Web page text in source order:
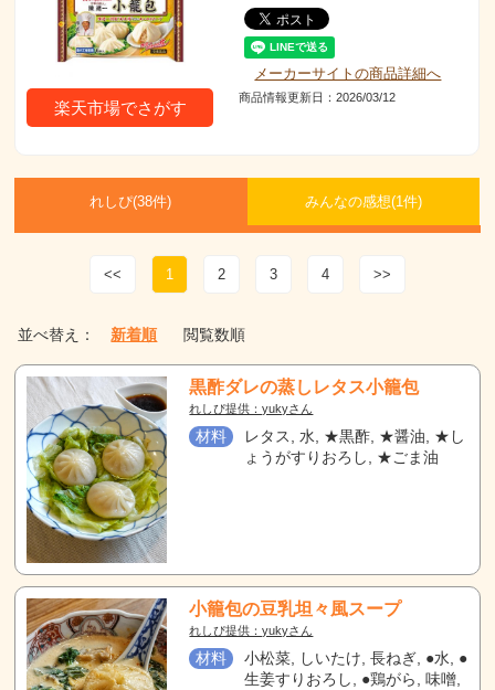
楽天市場でさがす
メーカーサイトの商品詳細へ
商品情報更新日：2026/03/12
れしぴ(38件) みんなの感想(1件)
<< 1 2 3 4 >>
並べ替え： 新着順 閲覧数順
黒酢ダレの蒸しレタス小籠包
れしぴ提供：yukyさん
材料
レタス, 水, ★黒酢, ★醤油, ★し
ょうがすりおろし, ★ごま油
小籠包の豆乳坦々風スープ
れしぴ提供：yukyさん
材料
小松菜, しいたけ, 長ねぎ, ●水, ●
生姜すりおろし, ●鶏がら, 味噌,